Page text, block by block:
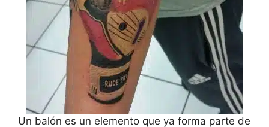
Un balón es un elemento que ya forma parte de